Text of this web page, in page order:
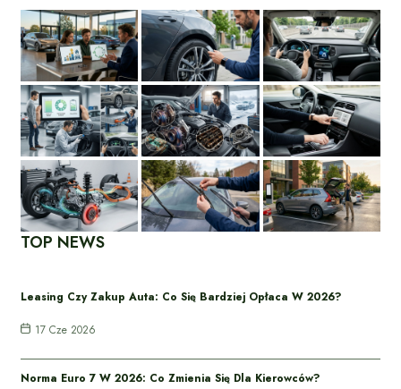
TOP NEWS
Leasing Czy Zakup Auta: Co Się Bardziej Opłaca W 2026?
17 Cze 2026
Norma Euro 7 W 2026: Co Zmienia Się Dla Kierowców?